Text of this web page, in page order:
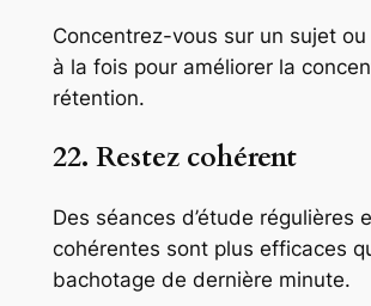
Concentrez-vous sur un sujet
à la fois pour améliorer la
rétention.
22. Restez cohérent
Des séances d’étude régulières
cohérentes sont plus efficaces
bachotage de dernière minute.